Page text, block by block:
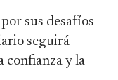
sus desafíos
seguirá
confianza y la